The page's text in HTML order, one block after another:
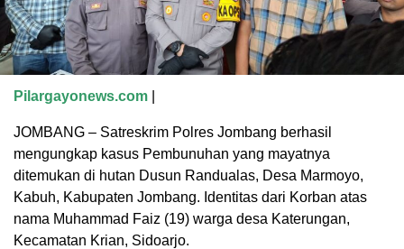
Pilargayonews.com
JOMBANG – Satreskrim Polres Jombang berhasil
mengungkap kasus Pembunuhan yang mayatnya
ditemukan di hutan Dusun Randualas, Desa Marmoyo,
Kabuh, Kabupaten Jombang. Identitas dari Korban atas
nama Muhammad Faiz (19) warga desa Katerungan,
Kecamatan Krian, Sidoarjo.